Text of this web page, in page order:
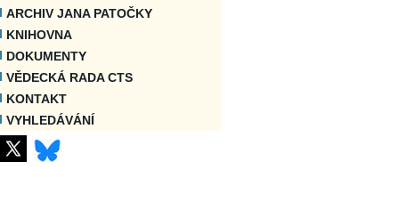
ARCHIV JANA PATOČKY
KNIHOVNA
DOKUMENTY
VĚDECKÁ RADA CTS
KONTAKT
VYHLEDÁVÁNÍ